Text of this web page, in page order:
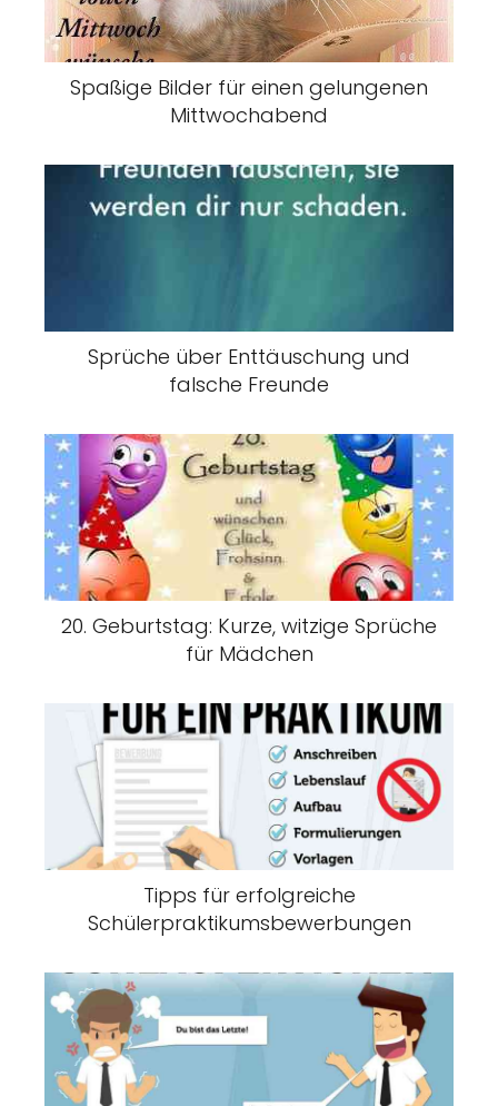
Spaßige Bilder für einen gelungenen
Mittwochabend
Sprüche über Enttäuschung und
falsche Freunde
20. Geburtstag: Kurze, witzige Sprüche
für Mädchen
Tipps für erfolgreiche
Schülerpraktikumsbewerbungen